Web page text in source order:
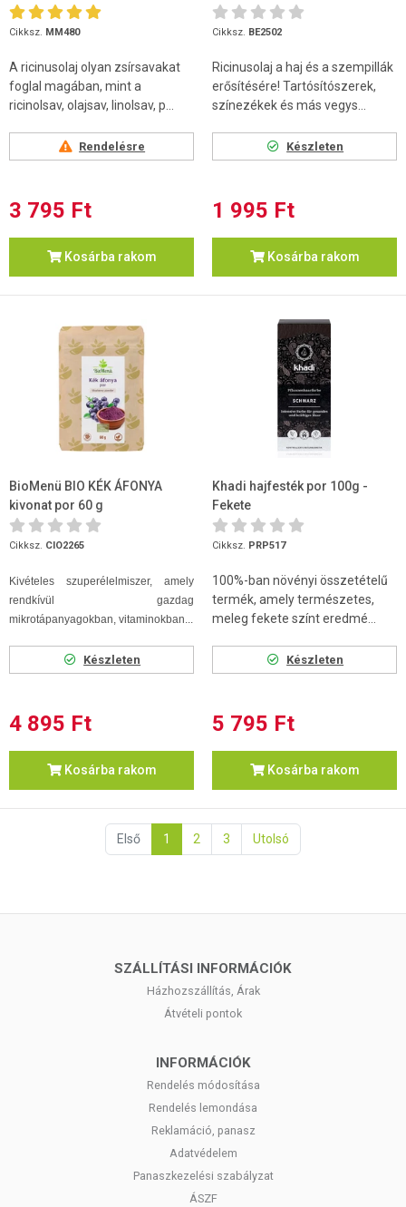
Cikksz. MM480
A ricinusolaj olyan zsírsavakat
foglal magában, mint a
ricinolsav, olajsav, linolsav, p...
Rendelésre
3 795 Ft
Kosárba rakom
Cikksz. BE2502
Ricinusolaj a haj és a szempillák
erősítésére! Tartósítószerek,
színezékek és más vegys...
Készleten
1 995 Ft
Kosárba rakom
BioMenü BIO KÉK ÁFONYA
kivonat por 60 g
Cikksz. CIO2265
Kivételes szuperélelmiszer, amely
rendkívül gazdag
mikrotápanyagokban, vitaminokban...
Készleten
4 895 Ft
Kosárba rakom
Khadi hajfesték por 100g -
Fekete
Cikksz. PRP517
100%-ban növényi összetételű
termék, amely természetes,
meleg fekete színt eredmé...
Készleten
5 795 Ft
Kosárba rakom
Első 1 2 3 Utolsó
SZÁLLÍTÁSI INFORMÁCIÓK
Házhozszállítás, Árak
Átvételi pontok
INFORMÁCIÓK
Rendelés módosítása
Rendelés lemondása
Reklamáció, panasz
Adatvédelem
Panaszkezelési szabályzat
ÁSZF